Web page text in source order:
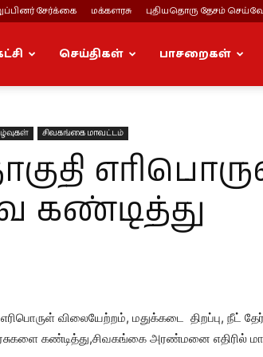
சேர்க்கை மக்களரசு புதியதொரு தேசம்
செய்திகள் பாசறைகள்
சிவகங்கை மாவட்டம்
கண்டித்து
விலையேற்றம், மதுக்கடை திறப்பு, நீட்
கண்டித்து,சிவகங்கை அரண்மனை எதிரில்